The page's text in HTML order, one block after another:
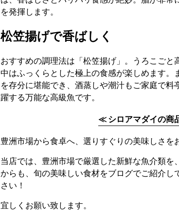
を発揮します。
松笠揚げで香ばしく
おすすめの調理法は「松笠揚げ」。うろこごと
中はふっくらとした極上の食感が楽しめます
を存分に堪能でき、酒蒸しや潮汁もご家庭で
躍する万能な高級魚です。
≪ シロアマダイの商
豊洲市場から食卓へ、選りすぐりの美味しさを
当店では、豊洲市場で厳選した新鮮な魚介類
からも、旬の美味しい食材をブログでご紹介
さい！
宜しくお願い致します。